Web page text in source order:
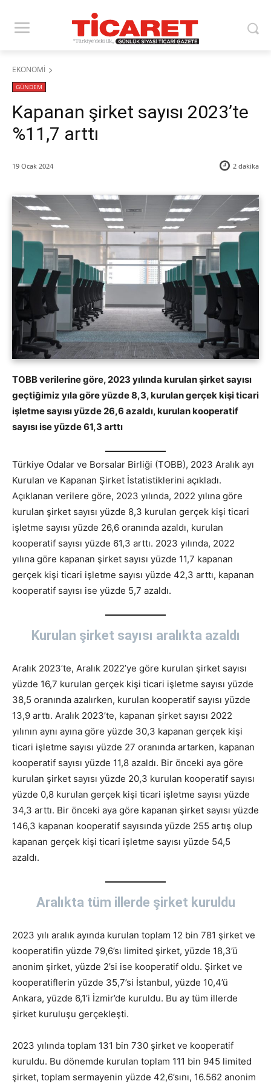
EKONOMİ
GÜNDEM
Kapanan şirket sayısı 2023’te
%11,7 arttı
19 Ocak 2024 2 dakika
TOBB verilerine göre, 2023 yılında kurulan şirket sayısı
geçtiğimiz yıla göre yüzde 8,3, kurulan gerçek kişi ticari
işletme sayısı yüzde 26,6 azaldı, kurulan kooperatif
sayısı ise yüzde 61,3 arttı
Türkiye Odalar ve Borsalar Birliği (TOBB), 2023 Aralık ayı
Kurulan ve Kapanan Şirket İstatistiklerini açıkladı.
Açıklanan verilere göre, 2023 yılında, 2022 yılına göre
kurulan şirket sayısı yüzde 8,3 kurulan gerçek kişi ticari
işletme sayısı yüzde 26,6 oranında azaldı, kurulan
kooperatif sayısı yüzde 61,3 arttı. 2023 yılında, 2022
yılına göre kapanan şirket sayısı yüzde 11,7 kapanan
gerçek kişi ticari işletme sayısı yüzde 42,3 arttı, kapanan
kooperatif sayısı ise yüzde 5,7 azaldı.
Kurulan şirket sayısı aralıkta azaldı
Aralık 2023’te, Aralık 2022’ye göre kurulan şirket sayısı
yüzde 16,7 kurulan gerçek kişi ticari işletme sayısı yüzde
38,5 oranında azalırken, kurulan kooperatif sayısı yüzde
13,9 arttı. Aralık 2023’te, kapanan şirket sayısı 2022
yılının aynı ayına göre yüzde 30,3 kapanan gerçek kişi
ticari işletme sayısı yüzde 27 oranında artarken, kapanan
kooperatif sayısı yüzde 11,8 azaldı. Bir önceki aya göre
kurulan şirket sayısı yüzde 20,3 kurulan kooperatif sayısı
yüzde 0,8 kurulan gerçek kişi ticari işletme sayısı yüzde
34,3 arttı. Bir önceki aya göre kapanan şirket sayısı yüzde
146,3 kapanan kooperatif sayısında yüzde 255 artış olup
kapanan gerçek kişi ticari işletme sayısı yüzde 54,5
azaldı.
Aralıkta tüm illerde şirket kuruldu
2023 yılı aralık ayında kurulan toplam 12 bin 781 şirket ve
kooperatifin yüzde 79,6’sı limited şirket, yüzde 18,3’ü
anonim şirket, yüzde 2’si ise kooperatif oldu. Şirket ve
kooperatiflerin yüzde 35,7’si İstanbul, yüzde 10,4’ü
Ankara, yüzde 6,1’i İzmir’de kuruldu. Bu ay tüm illerde
şirket kuruluşu gerçekleşti.
2023 yılında toplam 131 bin 730 şirket ve kooperatif
kuruldu. Bu dönemde kurulan toplam 111 bin 945 limited
şirket, toplam sermayenin yüzde 42,6’sını, 16.562 anonim